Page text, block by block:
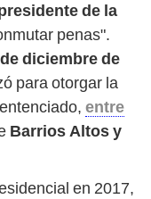
de la
penas".
diciembre de
para otorgar la
entre
Barrios Altos y
en 2017,